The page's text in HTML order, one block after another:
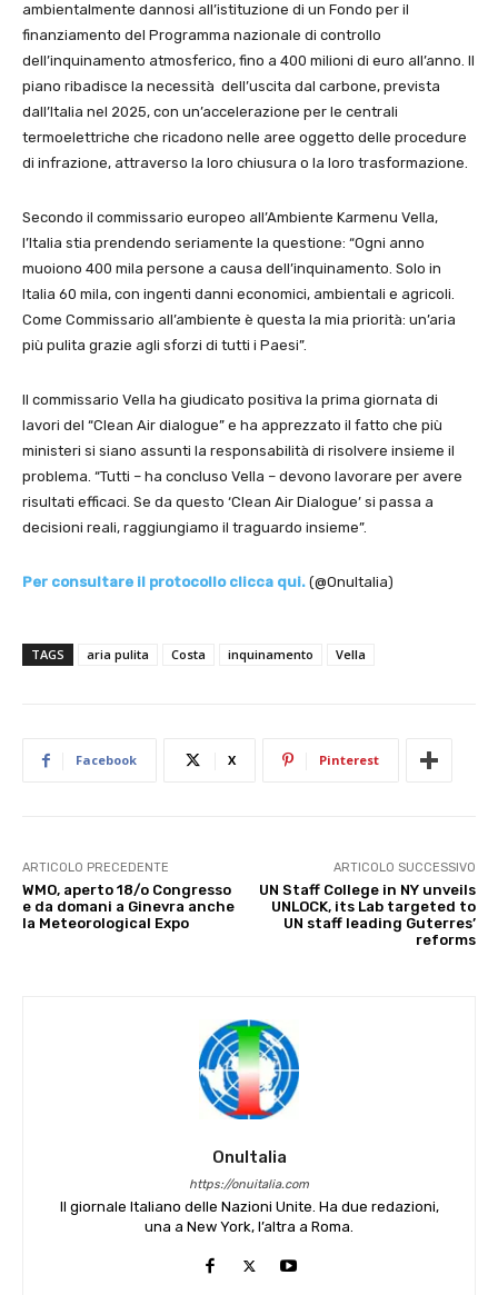
ambientalmente dannosi all’istituzione di un Fondo per il
finanziamento del Programma nazionale di controllo
dell’inquinamento atmosferico, fino a 400 milioni di euro all’anno. Il
piano ribadisce la necessità dell’uscita dal carbone, prevista
dall’Italia nel 2025, con un’accelerazione per le centrali
termoelettriche che ricadono nelle aree oggetto delle procedure
di infrazione, attraverso la loro chiusura o la loro trasformazione.
Secondo il commissario europeo all’Ambiente Karmenu Vella,
l’Italia stia prendendo seriamente la questione: “Ogni anno
muoiono 400 mila persone a causa dell’inquinamento. Solo in
Italia 60 mila, con ingenti danni economici, ambientali e agricoli.
Come Commissario all’ambiente è questa la mia priorità: un’aria
più pulita grazie agli sforzi di tutti i Paesi”.
Il commissario Vella ha giudicato positiva la prima giornata di
lavori del “Clean Air dialogue” e ha apprezzato il fatto che più
ministeri si siano assunti la responsabilità di risolvere insieme il
problema. “Tutti – ha concluso Vella – devono lavorare per avere
risultati efficaci. Se da questo ‘Clean Air Dialogue’ si passa a
decisioni reali, raggiungiamo il traguardo insieme”.
Per consultare il protocollo clicca qui. (@OnuItalia)
TAGS aria pulita Costa inquinamento Vella
Facebook X Pinterest
ARTICOLO PRECEDENTE
WMO, aperto 18/o Congresso
e da domani a Ginevra anche
la Meteorological Expo
ARTICOLO SUCCESSIVO
UN Staff College in NY unveils
UNLOCK, its Lab targeted to
UN staff leading Guterres’
reforms
OnuItalia
https://onuitalia.com
Il giornale Italiano delle Nazioni Unite. Ha due redazioni,
una a New York, l’altra a Roma.